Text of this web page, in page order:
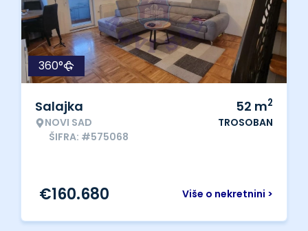
360°
Salajka
NOVI SAD
ŠIFRA: #575068
52 m2
TROSOBAN
Više o nekretnini >
€160.680